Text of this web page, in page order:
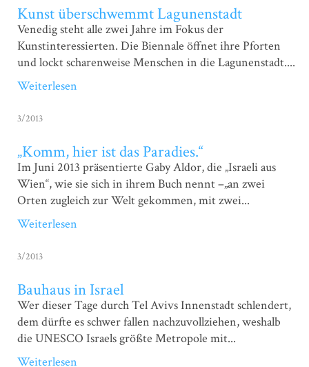
Kunst überschwemmt Lagunenstadt
Venedig steht alle zwei Jahre im Fokus der
Kunstinteressierten. Die Biennale öffnet ihre Pforten
und lockt scharenweise Menschen in die Lagunenstadt....
Weiterlesen
3/2013
„Komm, hier ist das Paradies.“
Im Juni 2013 präsentierte Gaby Aldor, die „Israeli aus
Wien“, wie sie sich in ihrem Buch nennt –„an zwei
Orten zugleich zur Welt gekommen, mit zwei...
Weiterlesen
3/2013
Bauhaus in Israel
Wer dieser Tage durch Tel Avivs Innenstadt schlendert,
dem dürfte es schwer fallen nachzuvollziehen, weshalb
die UNESCO Israels größte Metropole mit...
Weiterlesen